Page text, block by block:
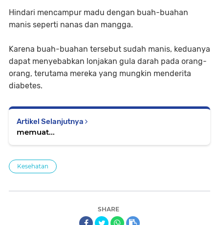
Hindari mencampur madu dengan buah-buahan
manis seperti nanas dan mangga.
Karena buah-buahan tersebut sudah manis, keduanya
dapat menyebabkan lonjakan gula darah pada orang-
orang, terutama mereka yang mungkin menderita
diabetes.
Artikel Selanjutnya
memuat...
Kesehatan
SHARE